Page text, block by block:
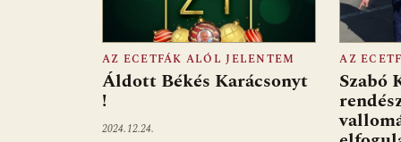
AZ ECETFÁK ALÓL JELENTEM
Áldott Békés Karácsonyt
!
2024.12.24.
AZ
Szabó